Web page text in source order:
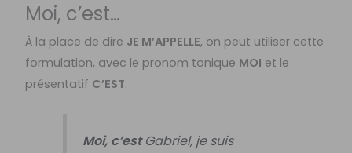
Moi, c’est…
À la place de dire JE M’APPELLE, on peut utiliser cette
formulation, avec le pronom tonique MOI et le
présentatif C’EST:
Moi, c’estGabriel, je suis